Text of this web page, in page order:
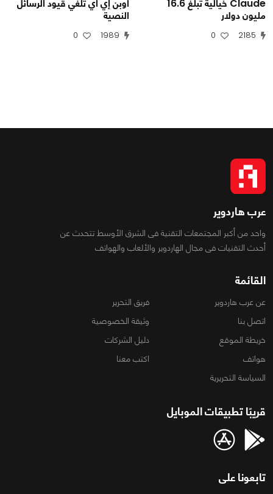
Claude خيالية تبلغ 16.6
مليون دولار
2185
0
أوبن إي آي تلغي قيود الرسائل
النصية
1989
0
عرب هاردوير
واحد من أكبر المجتمعات التقنية فى الشرق الأوسط تتحدث عن
أحدث التقنيات فى مجال الهاردوير والألعاب والهواتف
القائمة
عن عرب هاردوير
فريق التحرير
اتصل بنا
وثيقة الخصوصية
خريطة الموقع
دليل الشركات
هواتف
اكتب معنا
السياسة التحريرية
قريبًا تطبيقات الموبايل
تابعونا على